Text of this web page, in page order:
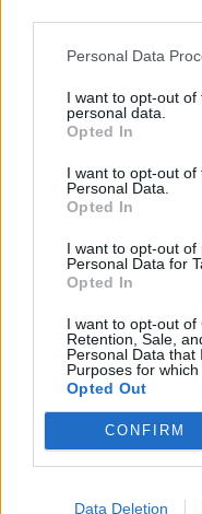
Personal Data
I want to opt-out
personal data.
Opted In
I want to opt-out of
Personal Data.
Opted In
I want to opt-out of
Personal Data for
Opted In
I want to opt-out of
Retention, Sale,
Personal Data that
Purposes for which
Opted Out
CONFIRM
Data Deletion
vuonna
Viihdeuutiset